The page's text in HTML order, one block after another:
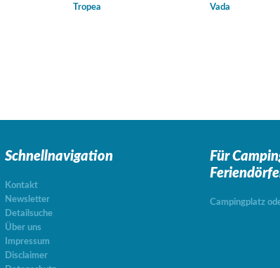
Tropea Vada
Schnellnavigation
Kontakt
Newsletter
Detailsuche
Über uns
Impressum
Disclaimer
Für
Campingplatz